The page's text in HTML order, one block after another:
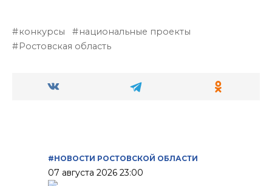
конкурсы
национальные проекты
Ростовская область
#НОВОСТИ РОСТОВСКОЙ ОБЛАСТИ
07 августа 2026 23:00